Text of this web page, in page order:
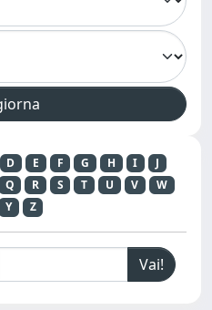
D E F G H I
J
Q R S T U V
W
Y Z